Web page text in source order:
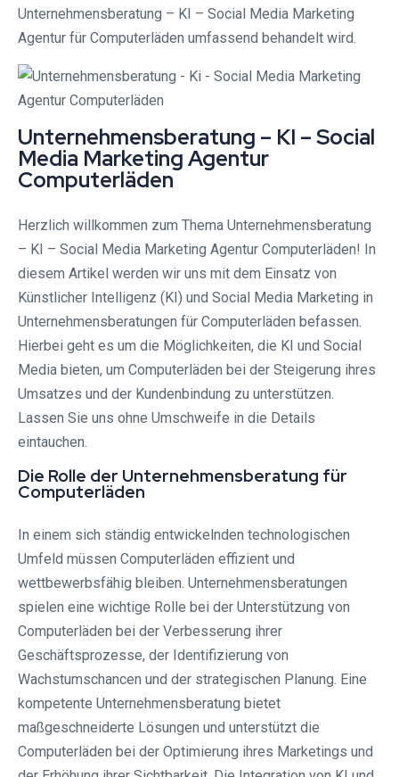
Unternehmensberatung – KI – Social Media Marketing
Agentur für Computerläden umfassend behandelt wird.
Unternehmensberatung – KI – Social
Media Marketing Agentur
Computerläden
Herzlich willkommen zum Thema Unternehmensberatung
– KI – Social Media Marketing Agentur Computerläden! In
diesem Artikel werden wir uns mit dem Einsatz von
Künstlicher Intelligenz (KI) und Social Media Marketing in
Unternehmensberatungen für Computerläden befassen.
Hierbei geht es um die Möglichkeiten, die KI und Social
Media bieten, um Computerläden bei der Steigerung ihres
Umsatzes und der Kundenbindung zu unterstützen.
Lassen Sie uns ohne Umschweife in die Details
eintauchen.
Die Rolle der Unternehmensberatung für
Computerläden
In einem sich ständig entwickelnden technologischen
Umfeld müssen Computerläden effizient und
wettbewerbsfähig bleiben. Unternehmensberatungen
spielen eine wichtige Rolle bei der Unterstützung von
Computerläden bei der Verbesserung ihrer
Geschäftsprozesse, der Identifizierung von
Wachstumschancen und der strategischen Planung. Eine
kompetente Unternehmensberatung bietet
maßgeschneiderte Lösungen und unterstützt die
Computerläden bei der Optimierung ihres Marketings und